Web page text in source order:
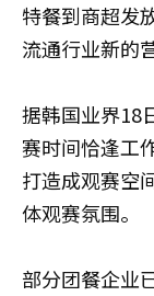
特餐到商超发
流通行业新的
据韩国业界18
赛时间恰逢工
打造成观赛空
体观赛氛围。
部分团餐企业